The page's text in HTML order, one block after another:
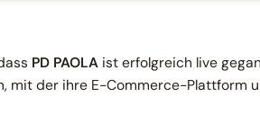
PD PAOLA ist erfolgreich live
mit der ihre E-Commerce-Plattform